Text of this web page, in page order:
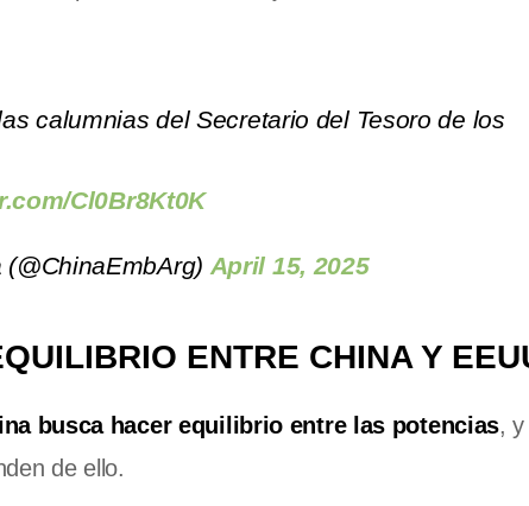
calumnias del Secretario del Tesoro de los
Cl0Br8Kt0K
April 15, 2025
ENTRE CHINA Y
busca hacer equilibrio entre las potencias,
de ello.